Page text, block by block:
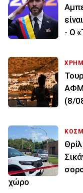
- Ο
ΑΦΜ
(8/
χώρο